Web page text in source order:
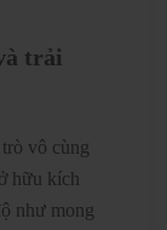
trải
vô cùng
hữu kích
như mong